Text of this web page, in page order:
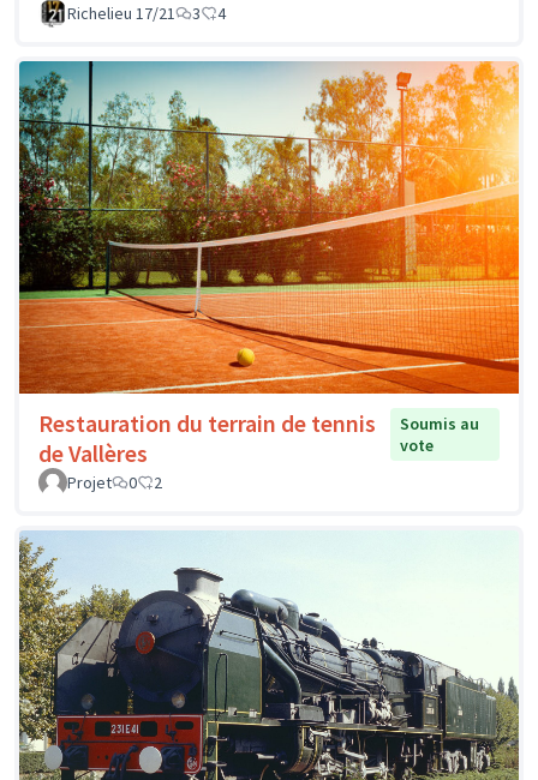
Richelieu 17/21 3 4
Restauration du terrain de tennis
de Vallères
Soumis au
vote
Projet
0 2